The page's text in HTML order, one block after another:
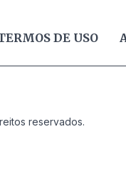
DE USO
reservados.